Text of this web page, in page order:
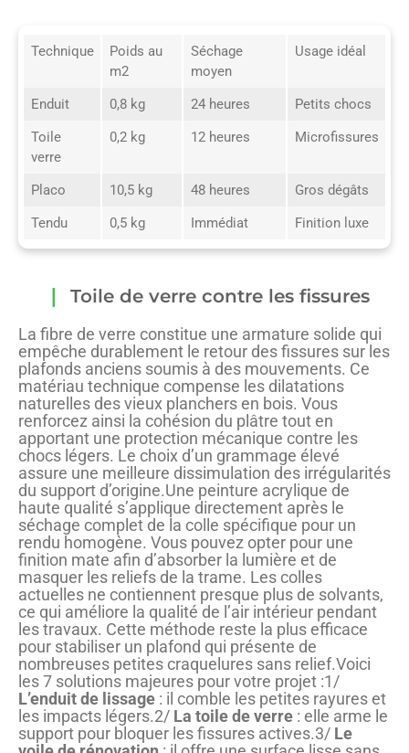
Technique
Poids au
m2
Séchage
moyen
Usage idéal
Enduit 0,8 kg 24 heures
Petits chocs
Toile
verre
0,2 kg 12 heures Microfissures
Placo 10,5 kg 48 heures
Gros dégâts
Tendu
0,5 kg Immédiat Finition luxe
Toile de verre contre les fissures
La fibre de verre constitue une armature solide qui
empêche durablement le retour des fissures sur les
plafonds anciens soumis à des mouvements. Ce
matériau technique compense les dilatations
naturelles des vieux planchers en bois. Vous
renforcez ainsi la cohésion du plâtre tout en
apportant une protection mécanique contre les
chocs légers. Le choix d’un grammage élevé
assure une meilleure dissimulation des irrégularités
du support d’origine.Une peinture acrylique de
haute qualité s’applique directement après le
séchage complet de la colle spécifique pour un
rendu homogène. Vous pouvez opter pour une
finition mate afin d’absorber la lumière et de
masquer les reliefs de la trame. Les colles
actuelles ne contiennent presque plus de solvants,
ce qui améliore la qualité de l’air intérieur pendant
les travaux. Cette méthode reste la plus efficace
pour stabiliser un plafond qui présente de
nombreuses petites craquelures sans relief.Voici
les 7 solutions majeures pour votre projet :1/
L’enduit de lissage : il comble les petites rayures et
les impacts légers.2/ La toile de verre : elle arme le
support pour bloquer les fissures actives.3/ Le